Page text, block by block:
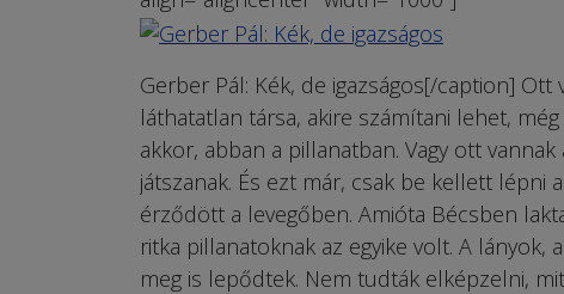
Gerber Pál: Kék, de igazságos[/caption]
láthatatlan társa, akire számítani lehet,
akkor, abban a pillanatban. Vagy ott
játszanak. És ezt már, csak be kellett
érződött a levegőben. Amióta Bécsben
ritka pillanatoknak az egyike volt. A
meg is lepődtek. Nem tudták elképzelni,